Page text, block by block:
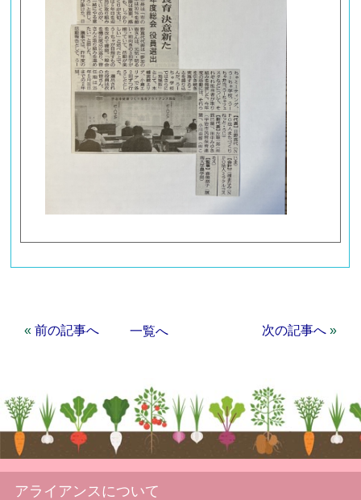
«前の記事へ 一覧へ 次の記事へ»
アライアンスについて